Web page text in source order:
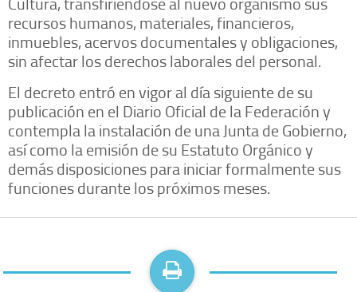
recursos humanos, materiales, financieros,
inmuebles, acervos documentales y obligaciones,
sin afectar los derechos laborales del personal.
El decreto entró en vigor al día siguiente de su
publicación en el Diario Oficial de la Federación y
contempla la instalación de una Junta de Gobierno,
así como la emisión de su Estatuto Orgánico y
demás disposiciones para iniciar formalmente sus
funciones durante los próximos meses.